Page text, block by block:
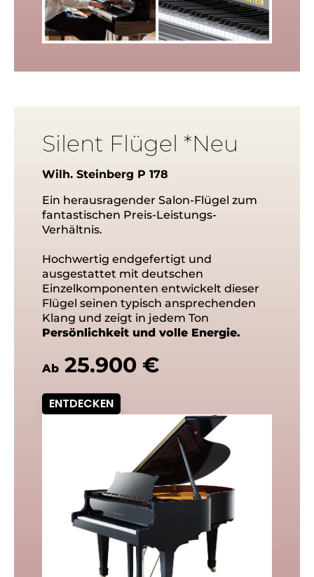
Silent Flügel *Neu
Wilh. Steinberg P 178
Ein herausragender Salon-Flügel zum
fantastischen Preis-Leistungs-
Verhältnis.
Hochwertig endgefertigt und
ausgestattet mit deutschen
Einzelkomponenten entwickelt dieser
Flügel seinen typisch ansprechenden
Klang und zeigt in jedem Ton
Persönlichkeit und volle Energie.
Ab 25.900 €
ENTDECKEN